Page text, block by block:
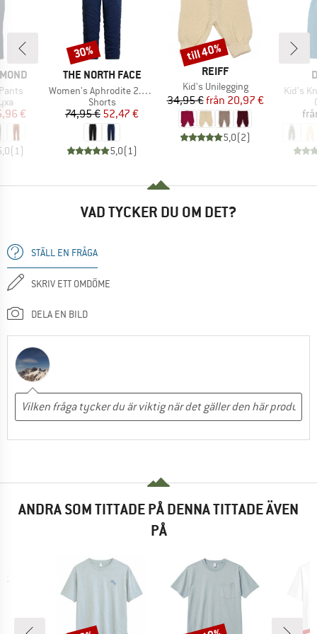
pris
€
(1)
VARUMÄRKE
THE NORTH FACE
Produkter
Women's Aphrodite 2.0 Capri
Produktgrupp
Shorts
Pris
74,95 € Reducerat pris
52,47 €
5,0(1)
Rabatt
30%
VARUMÄRKE
REIFF
Produkter
Kid's Unilegging
Pris
34,95 € Reducerat pris
från 20,97 €
5,0(2)
Rabatt
till 40%
Kid’s
VAD TYCKER DU OM DET?
STÄLL EN FRÅGA
SKRIV ETT OMDÖME
DELA EN BILD
ANDRA SOM TITTADE PÅ DENNA TITTADE ÄVEN
PÅ